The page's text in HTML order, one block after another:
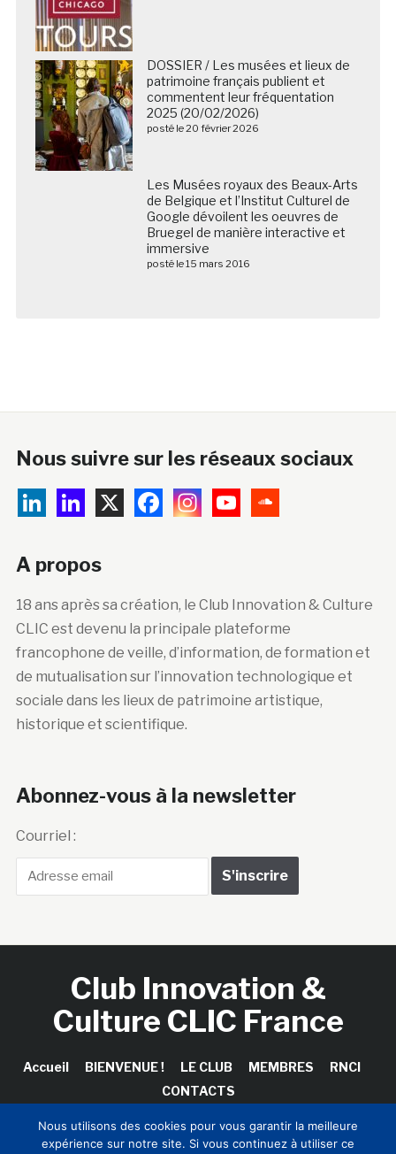
DOSSIER / Les musées et lieux de
patrimoine français publient et
commentent leur fréquentation
2025 (20/02/2026)
posté le 20 février 2026
Les Musées royaux des Beaux-Arts de Belgique et
l’Institut Culturel de Google dévoilent les oeuvres de
Bruegel de manière interactive et immersive
A propos
CLIC est devenu la principale plateforme
francophone de veille, d’information, de formation et
de mutualisation sur l’innovation technologique et
sociale dans les lieux de patrimoine artistique,
historique et scientifique.
Culture CLIC France
Accueil BIENVENUE ! LE CLUB MEMBRES
RNCI
Sinapses Conseils
Nous utilisons des cookies pour vous garantir la meilleure
expérience sur notre site. Si vous continuez à utiliser ce